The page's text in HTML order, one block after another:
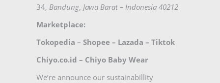
34, Bandung, Jawa Barat – Indonesia 40212
Marketplace:
Tokopedia – Shopee – Lazada – Tiktok
Chiyo.co.id – Chiyo Baby Wear
We’re announce our sustainabillity